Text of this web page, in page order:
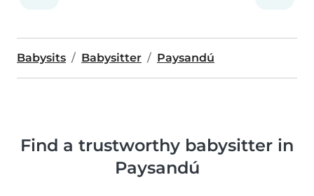
Babysits Babysitter Paysandú
Find a trustworthy babysitter in
Paysandú